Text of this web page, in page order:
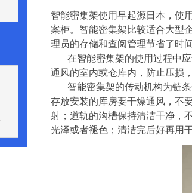
智能密集架使用早起源日本，使用
案柜。智能密集架比较适合大型
理员的存储和查阅管理节省了时
在智能密集架的使用过程中应
通风的室内或仓库内，防止压损
智能密集架的传动机构为链条
存放安装的库房要干燥通风，不
射；道轨的沟槽保持清洁干净，
光泽或者褪色；清洁完后好再用